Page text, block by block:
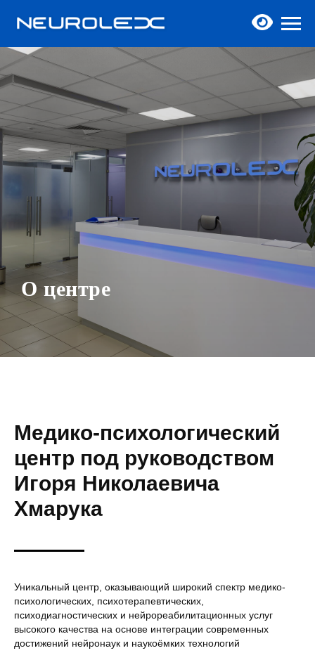
О центре
Медико-психологический
центр под руководством
Игоря Николаевича
Хмарука
Уникальный центр, оказывающий широкий спектр медико-
психологических, психотерапевтических,
психодиагностических и нейрореабилитационных услуг
высокого качества на основе интеграции современных
достижений нейронаук и наукоёмких технологий